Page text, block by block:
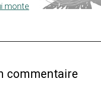
monte
commentaire